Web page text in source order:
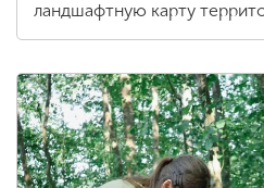
ландшафтную карту